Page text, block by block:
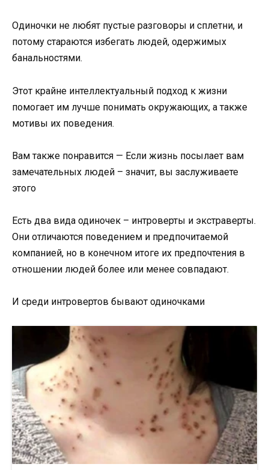
Одиночки не любят пустые разговоры и сплетни, и
потому стараются избегать людей, одержимых
банальностями.
Этот крайне интеллектуальный подход к жизни
помогает им лучше понимать окружающих, а также
мотивы их поведения.
Вам также понравится — Если жизнь посылает вам
замечательных людей – значит, вы заслуживаете
этого
Есть два вида одиночек – интроверты и экстраверты.
Они отличаются поведением и предпочитаемой
компанией, но в конечном итоге их предпочтения в
отношении людей более или менее совпадают.
И среди интровертов бывают одиночками